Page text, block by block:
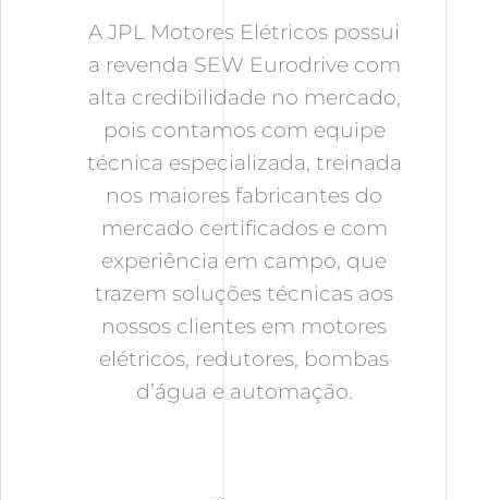
A JPL Motores Elétricos possui
a revenda SEW Eurodrive com
alta credibilidade no mercado,
pois contamos com equipe
técnica especializada, treinada
nos maiores fabricantes do
mercado certificados e com
experiência em campo, que
trazem soluções técnicas aos
nossos clientes em motores
elétricos, redutores, bombas
d’água e automação.